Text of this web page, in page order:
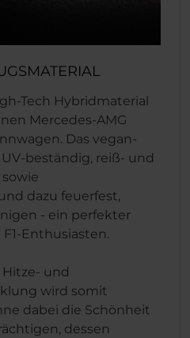
Tech Hybridmaterial
Mercedes-AMG
Das vegan-
beständig, reiß- und
dazu feuerfest,
- ein perfekter
Enthusiasten.
und
wird somit
dabei die Schönheit
dessen